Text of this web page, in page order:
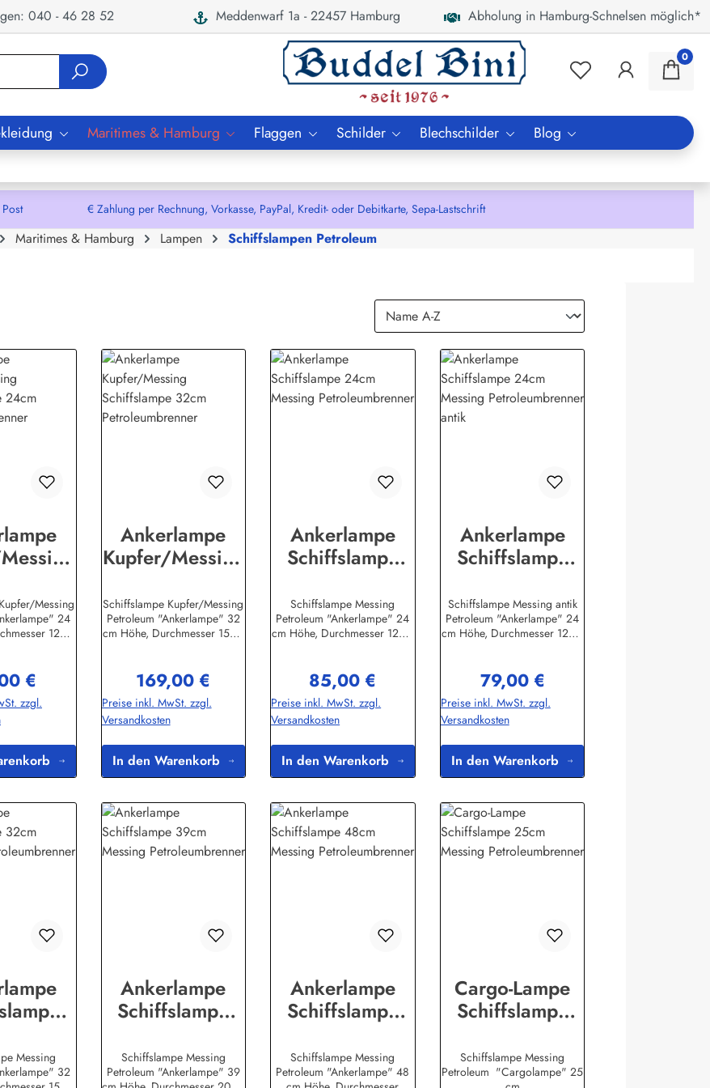
040 - 46 28 52 Meddenwarf 1a - 22457 Hamburg Abholung in Hamburg-Schnelsen möglich*
0
Maritimes & Hamburg Flaggen Schilder Blechschilder Blog
Post € Zahlung per Rechnung, Vorkasse, PayPal, Kredit- oder Debitkarte, Sepa-Lastschrift
Maritimes & Hamburg Lampen Schiffslampen Petroleum
Messing
24
12cm
Handels-
Preis:
€
zzgl.
Ankerlampe
Kupfer/Messing
32cm
Petroleumbrenn
Schiffslampe Kupfer/Messing
Petroleum "Ankerlampe" 32
cm Höhe, Durchmesser 15cm
en:Sea-Club Handels-
GmbHAm Leitzelbach
3474889 Sinsheiminfo@sea-
club.de
Regulärer Preis:
169,00 €
Preise inkl. MwSt. zzgl.
Versandkosten
In den Warenkorb
Ankerlampe
Schiffslampe
Petroleumbrenn
er
Schiffslampe Messing
Petroleum "Ankerlampe" 24
cm Höhe, Durchmesser 12cm
en:Sea-Club Handels-
GmbHAm Leitzelbach
3474889 Sinsheiminfo@sea-
club.de
Regulärer Preis:
85,00 €
Preise inkl. MwSt. zzgl.
Versandkosten
In den Warenkorb
Ankerlampe
Schiffslampe
Petroleumbrenn
er antik
Schiffslampe Messing antik
Petroleum "Ankerlampe" 24
cm Höhe, Durchmesser 12cm
Herstellerinformationen:Sea-
Club Handels-GmbHAm
Leitzelbach 3474889
Sinsheiminfo@sea-club.de
Regulärer Preis:
79,00 €
Preise inkl. MwSt. zzgl.
Versandkosten
In den Warenkorb
Messing
32
Ankerlampe
Schiffslampe
Petroleumbrenn
er
Schiffslampe Messing
Petroleum "Ankerlampe" 39
Ankerlampe
Schiffslampe
Petroleumbrenn
er
Schiffslampe Messing
Petroleum "Ankerlampe" 48
Cargo-Lampe
Schiffslampe
Petroleumbrenn
er
Schiffslampe Messing
Petroleum "Cargolampe" 25